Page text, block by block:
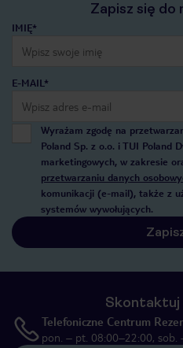
Zapisz się
IMIĘ*
E-MAIL*
Wyrażam zgodę na
Poland Sp. z o.o. i TUI Poland
marketingowych, w zakresie
przetwarzaniu danych
komunikacji (e-mail), także z
systemów wywołujących.
Skontaktuj
Telefoniczne Centrum
pon. – pt. 08:00–22:00, sob.